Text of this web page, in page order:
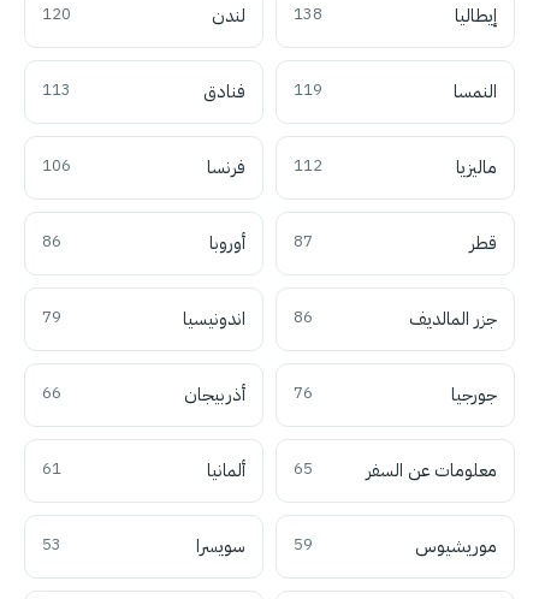
إيطاليا 138 لندن 120
النمسا 119 فنادق 113
ماليزيا 112 فرنسا 106
قطر 87 أوروبا 86
جزر المالديف 86 اندونيسيا 79
جورجيا 76 أذربيجان 66
معلومات عن السفر 65 ألمانيا 61
موريشيوس 59 سويسرا 53